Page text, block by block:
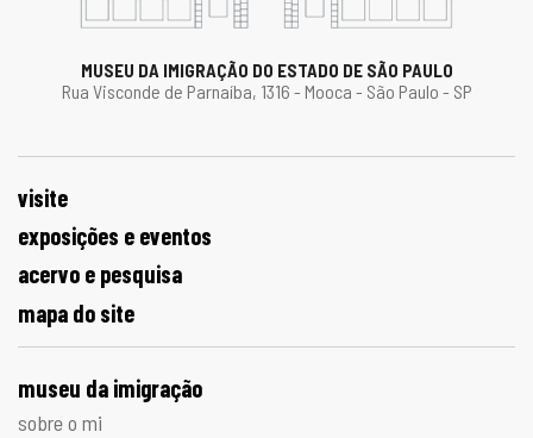
MUSEU DA IMIGRAÇÃO DO ESTADO DE SÃO PAULO
Rua Visconde de Parnaíba, 1316 - Mooca - São Paulo - SP
visite
exposições e eventos
acervo e pesquisa
mapa do site
museu da imigração
sobre o mi